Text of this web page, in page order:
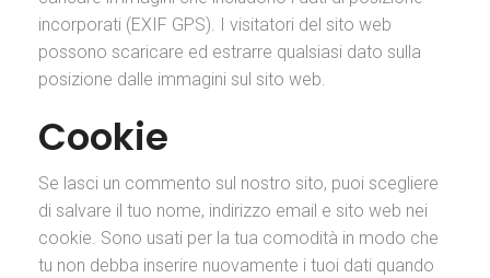
incorporati (EXIF GPS). I visitatori del sito web
possono scaricare ed estrarre qualsiasi dato sulla
posizione dalle immagini sul sito web.
Cookie
Se lasci un commento sul nostro sito, puoi scegliere
di salvare il tuo nome, indirizzo email e sito web nei
cookie. Sono usati per la tua comodità in modo che
tu non debba inserire nuovamente i tuoi dati quando